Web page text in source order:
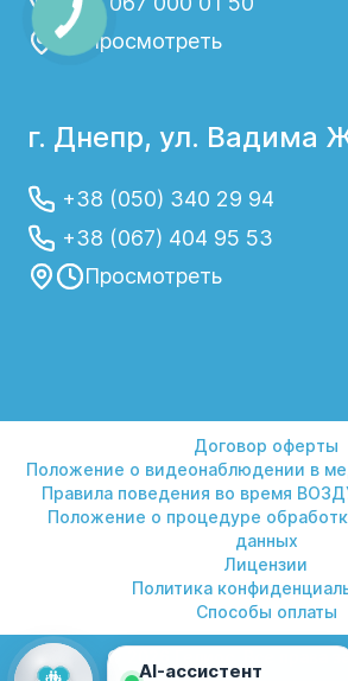
Просмотреть
г. Днепр, ул. Вадима
+38 (050) 340 29 94
+38 (067) 404 95 53
Просмотреть
Договор оферты
Положение о видеонаблюдении в
Правила поведения во время
Положение о процедуре
данных
Лицензии
Политика
Способы оплаты
© 2026 Гелиос. Все права
AI-ассистент